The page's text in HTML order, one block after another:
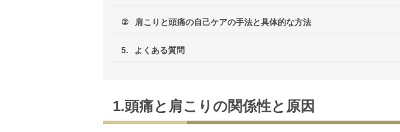
② 肩こりと頭痛の自己ケアの手法と具体的な方法
5. よくある質問
1.頭痛と肩こりの関係性と原因